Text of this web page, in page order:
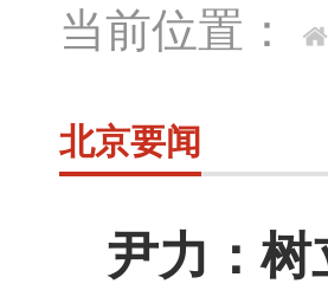
当前位置：
北京要闻
尹力：树